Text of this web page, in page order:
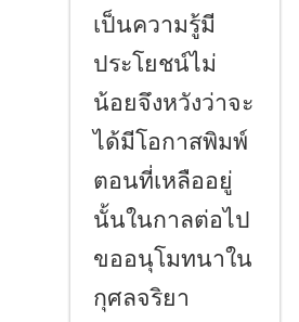
เป็นความรู้มี
ประโยชน์ไม่
น้อยจึงหวังว่าจะ
ได้มีโอกาสพิมพ์
ตอนที่เหลืออยู่
นั้นในกาลต่อไป
ขออนุโมทนาใน
กุศลจริยา